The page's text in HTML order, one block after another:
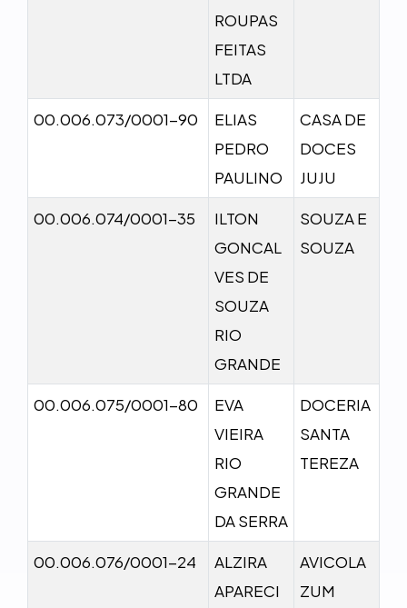
ROUPAS
FEITAS
LTDA
00.006.073/0001-90
ELIAS
PEDRO
PAULINO
CASA DE
DOCES
JUJU
00.006.074/0001-35
ILTON
GONCAL
VES DE
SOUZA
RIO
GRANDE
SOUZA E
SOUZA
00.006.075/0001-80
EVA
VIEIRA
RIO
GRANDE
DA SERRA
DOCERIA
SANTA
TEREZA
00.006.076/0001-24
ALZIRA
APARECI
AVICOLA
ZUM